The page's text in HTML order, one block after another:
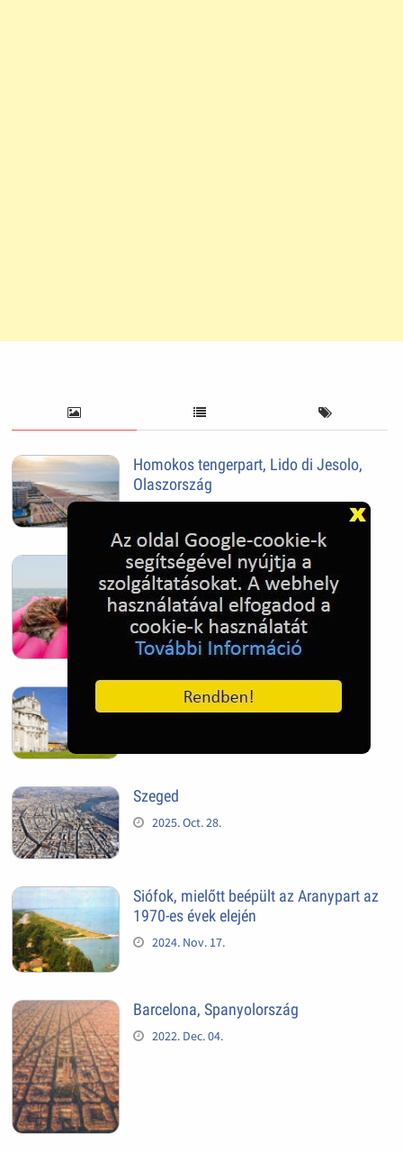
Homokos tengerpart, Lido di Jesolo,
Olaszország
Tengeri kutya - Jesolo, Olaszország
2025. Oct. 28.
Pisai ferde torony
Szeged
2025. Oct. 28.
Siófok, mielőtt beépült az Aranypart az
1970-es évek elején
2024. Nov. 17.
Barcelona, Spanyolország
2022. Dec. 04.